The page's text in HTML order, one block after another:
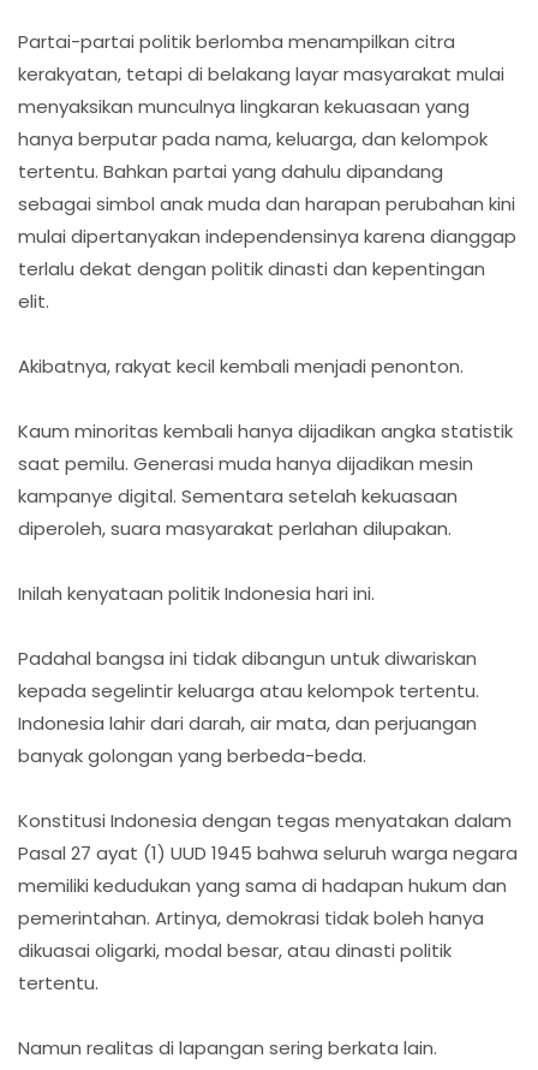
Partai-partai politik berlomba menampilkan citra
kerakyatan, tetapi di belakang layar masyarakat mulai
menyaksikan munculnya lingkaran kekuasaan yang
hanya berputar pada nama, keluarga, dan kelompok
tertentu. Bahkan partai yang dahulu dipandang
sebagai simbol anak muda dan harapan perubahan kini
mulai dipertanyakan independensinya karena dianggap
terlalu dekat dengan politik dinasti dan kepentingan
elit.
Akibatnya, rakyat kecil kembali menjadi penonton.
Kaum minoritas kembali hanya dijadikan angka statistik
saat pemilu. Generasi muda hanya dijadikan mesin
kampanye digital. Sementara setelah kekuasaan
diperoleh, suara masyarakat perlahan dilupakan.
Inilah kenyataan politik Indonesia hari ini.
Padahal bangsa ini tidak dibangun untuk diwariskan
kepada segelintir keluarga atau kelompok tertentu.
Indonesia lahir dari darah, air mata, dan perjuangan
banyak golongan yang berbeda-beda.
Konstitusi Indonesia dengan tegas menyatakan dalam
Pasal 27 ayat (1) UUD 1945 bahwa seluruh warga negara
memiliki kedudukan yang sama di hadapan hukum dan
pemerintahan. Artinya, demokrasi tidak boleh hanya
dikuasai oligarki, modal besar, atau dinasti politik
tertentu.
Namun realitas di lapangan sering berkata lain.